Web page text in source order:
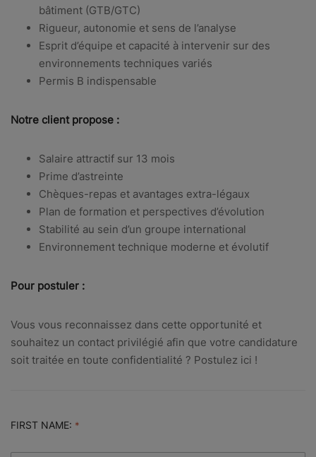
bâtiment (GTB/GTC)
Rigueur, autonomie et sens de l’analyse
Esprit d’équipe et capacité à intervenir sur des
environnements techniques variés
Permis B indispensable
Notre client propose :
Salaire attractif sur 13 mois
Prime d’astreinte
Chèques-repas et avantages extra-légaux
Plan de formation et perspectives d’évolution
Stabilité au sein d’un groupe international
Environnement technique moderne et évolutif
Pour postuler :
Vous vous reconnaissez dans cette opportunité et
souhaitez un contact privilégié afin que votre candidature
soit traitée en toute confidentialité ? Postulez ici !
FIRST NAME: